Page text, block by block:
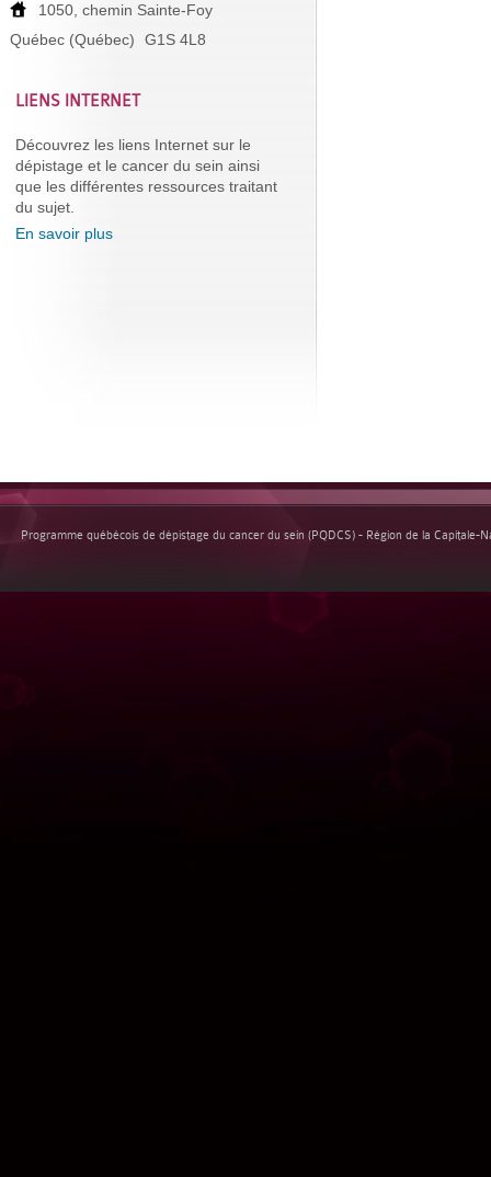
1050, chemin Sainte-Foy
Québec (Québec)
G1S 4L8
LIENS INTERNET
Découvrez les liens Internet sur le
dépistage et le cancer du sein ainsi
que les différentes ressources traitant
du sujet.
En savoir plus
Programme québécois de dépistage du cancer du sein (PQDCS) - Région de la Capitale-